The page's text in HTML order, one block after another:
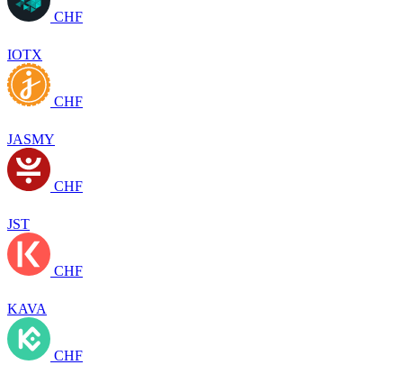
CHF
IOTX
CHF
JASMY
CHF
JST
CHF
KAVA
CHF